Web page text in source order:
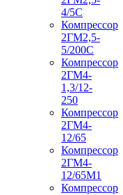
4/5С
Компрессор
2ГМ2,5-
5/200С
Компрессор
2ГМ4-
1,3/12-
250
Компрессор
2ГМ4-
12/65
Компрессор
2ГМ4-
12/65М1
Компрессор